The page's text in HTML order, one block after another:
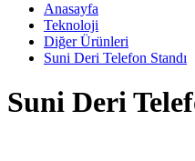
Anasayfa
Teknoloji
Diğer Ürünleri
Suni Deri Telefon Standı
Suni Deri